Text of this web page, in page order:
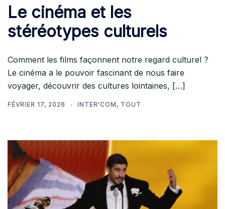
Le cinéma et les
stéréotypes culturels
Comment les films façonnent notre regard culturel ?
Le cinéma a le pouvoir fascinant de nous faire
voyager, découvrir des cultures lointaines, […]
FÉVRIER 17, 2026 INTER'COM, TOUT